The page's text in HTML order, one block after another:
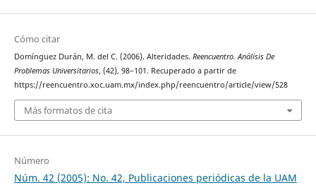
Cómo citar
Domínguez Durán, M. del C. (2006). Alteridades. Reencuentro. Análisis De
Problemas Universitarios, (42), 98–101. Recuperado a partir de
https://reencuentro.xoc.uam.mx/index.php/reencuentro/article/view/528
Más formatos de cita
Número
Núm. 42 (2005): No. 42, Publicaciones periódicas de la UAM